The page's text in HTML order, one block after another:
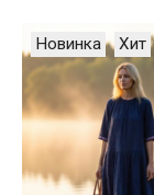
Новинка Хит